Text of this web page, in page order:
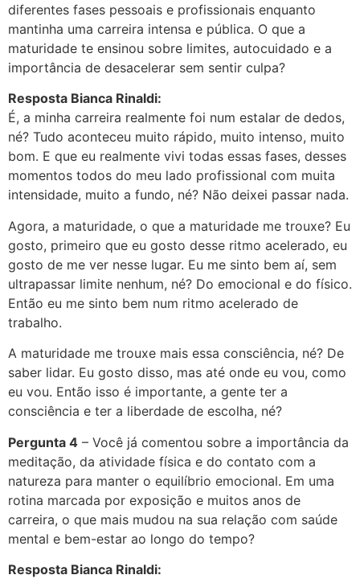
diferentes fases pessoais e profissionais enquanto
mantinha uma carreira intensa e pública. O que a
maturidade te ensinou sobre limites, autocuidado e a
importância de desacelerar sem sentir culpa?
Resposta Bianca Rinaldi:
É, a minha carreira realmente foi num estalar de dedos,
né? Tudo aconteceu muito rápido, muito intenso, muito
bom. E que eu realmente vivi todas essas fases, desses
momentos todos do meu lado profissional com muita
intensidade, muito a fundo, né? Não deixei passar nada.
Agora, a maturidade, o que a maturidade me trouxe? Eu
gosto, primeiro que eu gosto desse ritmo acelerado, eu
gosto de me ver nesse lugar. Eu me sinto bem aí, sem
ultrapassar limite nenhum, né? Do emocional e do físico.
Então eu me sinto bem num ritmo acelerado de
trabalho.
A maturidade me trouxe mais essa consciência, né? De
saber lidar. Eu gosto disso, mas até onde eu vou, como
eu vou. Então isso é importante, a gente ter a
consciência e ter a liberdade de escolha, né?
Pergunta 4 – Você já comentou sobre a importância da
meditação, da atividade física e do contato com a
natureza para manter o equilíbrio emocional. Em uma
rotina marcada por exposição e muitos anos de
carreira, o que mais mudou na sua relação com saúde
mental e bem-estar ao longo do tempo?
Resposta Bianca Rinaldi: